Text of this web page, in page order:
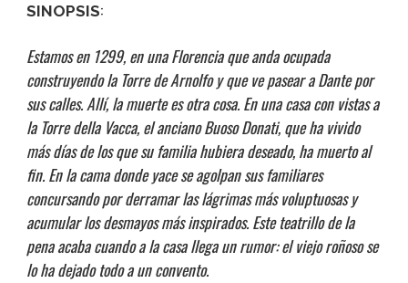
SINOPSIS:
Estamos en 1299, en una Florencia que anda ocupada
construyendo la Torre de Arnolfo y que ve pasear a Dante por
sus calles. Allí, la muerte es otra cosa. En una casa con vistas a
la Torre della Vacca, el anciano Buoso Donati, que ha vivido
más días de los que su familia hubiera deseado, ha muerto al
fin. En la cama donde yace se agolpan sus familiares
concursando por derramar las lágrimas más voluptuosas y
acumular los desmayos más inspirados. Este teatrillo de la
pena acaba cuando a la casa llega un rumor: el viejo roñoso se
lo ha dejado todo a un convento.